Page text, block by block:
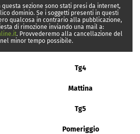
sezione sono stati presi da internet,
dominio. Se i soggetti presenti in questi
qualcosa in contrario alla pubblicazione,
di rimozione inviando una mail a:
. Provvederemo alla cancellazione del
minor tempo possibile.
Tg4
Mattina
Tg5
Pomeriggio